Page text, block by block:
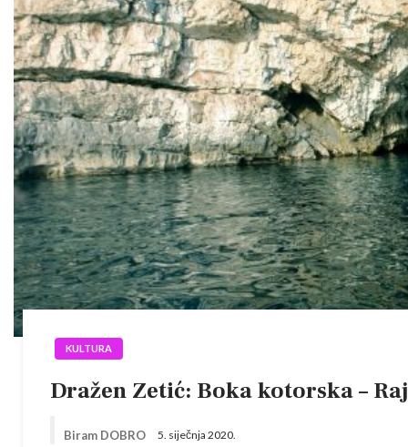
KULTURA
Dražen Zetić: Boka kotorska –
Biram DOBRO 5. siječnja 2020.